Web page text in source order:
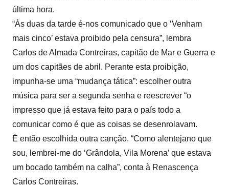
última hora.
“Às duas da tarde é-nos comunicado que o ‘Venham
mais cinco’ estava proibido pela censura”, lembra
Carlos de Almada Contreiras, capitão de Mar e Guerra e
um dos capitães de abril. Perante esta proibição,
impunha-se uma “mudança tática”: escolher outra
música para ser a segunda senha e reescrever “o
impresso que já estava feito para o país todo a
comunicar como é que as coisas se desenrolavam.
É então escolhida outra canção. “Como alentejano que
sou, lembrei-me do ‘Grândola, Vila Morena’ que estava
um bocado também na calha”, conta à Renascença
Carlos Contreiras.